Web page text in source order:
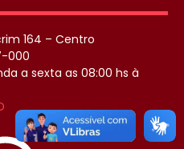
164 – Centro
000
a sexta as 08:00 hs à